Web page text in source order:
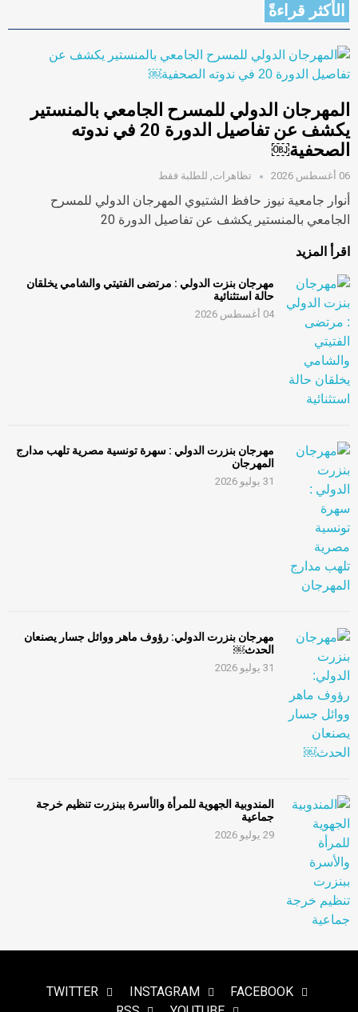
الأكثر قراءةً
المهرجان الدولي للمسرح الجامعي بالمنستير
يكشف عن تفاصيل الدورة 20 في ندوته
الصحفية￼
06 أغسطس 2026 تظاهرات, للطلبة فقط
أنوار جامعية نيوز حافظ الشتيوي المهرجان الدولي للمسرح
الجامعي بالمنستير يكشف عن تفاصيل الدورة 20
اقرأ المزيد
مهرجان بنزت الدولي : مرتضى الفتيتي والشامي يخلقان
حالة استثنائية
04 أغسطس 2026
مهرجان بنزرت الدولي : سهرة تونسية مصرية تلهب مدارج
المهرجان
31 يوليو 2026
مهرجان بنزرت الدولي: رؤوف ماهر ووائل جسار يصنعان
الحدث￼
31 يوليو 2026
المندوبية الجهوية للمرأة والأسرة ببنزرت تنظيم خرجة
جماعية
29 يوليو 2026
FACEBOOK
INSTAGRAM
TWITTER